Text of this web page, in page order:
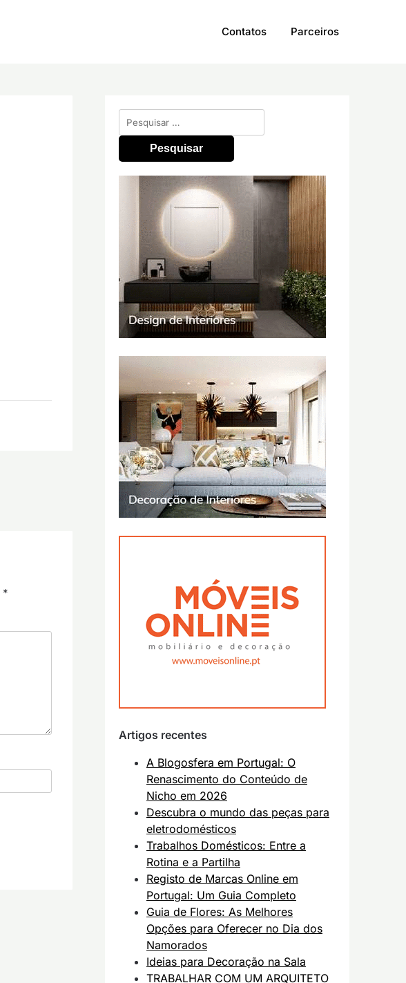
Contatos Parceiros
*
Pesquisar
por:
Artigos recentes
A Blogosfera em Portugal: O
Renascimento do Conteúdo de
Nicho em 2026
Descubra o mundo das peças para
eletrodomésticos
Trabalhos Domésticos: Entre a
Rotina e a Partilha
Registo de Marcas Online em
Portugal: Um Guia Completo
Guia de Flores: As Melhores
Opções para Oferecer no Dia dos
Namorados
Ideias para Decoração na Sala
TRABALHAR COM UM ARQUITETO